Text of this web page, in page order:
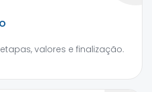
valores e finalização.